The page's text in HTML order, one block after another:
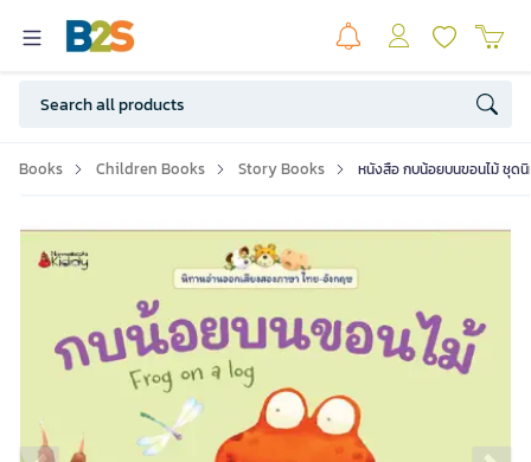
Books Children Books Story Books หนังสือ กบน้อยบนขอนไม้ ชุดนิ